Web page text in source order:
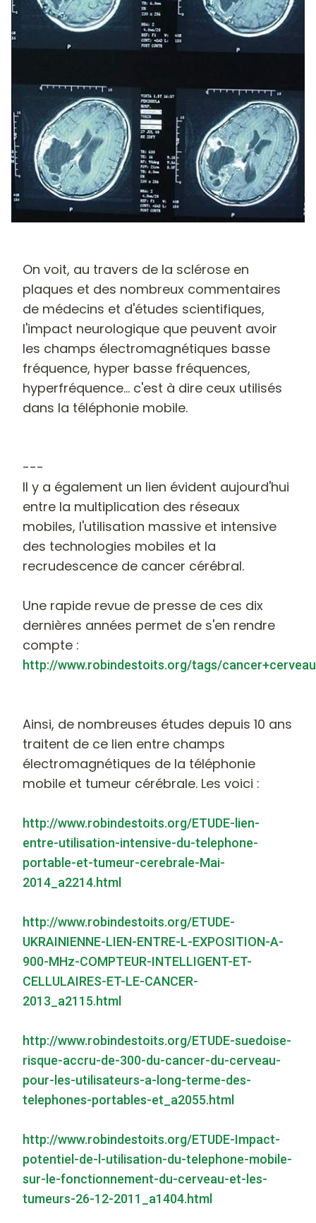
On voit, au travers de la sclérose en
plaques et des nombreux commentaires
de médecins et d'études scientifiques,
l'impact neurologique que peuvent avoir
les champs électromagnétiques basse
fréquence, hyper basse fréquences,
hyperfréquence... c'est à dire ceux utilisés
dans la téléphonie mobile.
---
Il y a également un lien évident aujourd'hui
entre la multiplication des réseaux
mobiles, l'utilisation massive et intensive
des technologies mobiles et la
recrudescence de cancer cérébral.
Une rapide revue de presse de ces dix
dernières années permet de s'en rendre
compte :
http://www.robindestoits.org/tags/
Ainsi, de nombreuses études depuis 10 ans
traitent de ce lien entre champs
électromagnétiques de la téléphonie
mobile et tumeur cérébrale. Les voici :
http://www.robindestoits.org/ETUDE-lien-
entre-utilisation-intensive-du-telephone-
portable-et-tumeur-cerebrale-Mai-
2014_a2214.html
http://www.robindestoits.org/ETUDE-
UKRAINIENNE-LIEN-ENTRE-L-EXPOSITION-A-
900-MHz-COMPTEUR-INTELLIGENT-ET-
CELLULAIRES-ET-LE-CANCER-
2013_a2115.html
http://www.robindestoits.org/ETUDE-suedoise-
risque-accru-de-300-du-cancer-du-cerveau-
pour-les-utilisateurs-a-long-terme-des-
telephones-portables-et_a2055.html
http://www.robindestoits.org/ETUDE-Impact-
potentiel-de-l-utilisation-du-telephone-mobile-
sur-le-fonctionnement-du-cerveau-et-les-
tumeurs-26-12-2011_a1404.html